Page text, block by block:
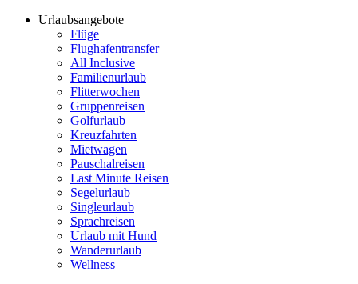
Urlaubsangebote
Flüge
Flughafentransfer
All Inclusive
Familienurlaub
Flitterwochen
Gruppenreisen
Golfurlaub
Kreuzfahrten
Mietwagen
Pauschalreisen
Last Minute Reisen
Segelurlaub
Singleurlaub
Sprachreisen
Urlaub mit Hund
Wanderurlaub
Wellness